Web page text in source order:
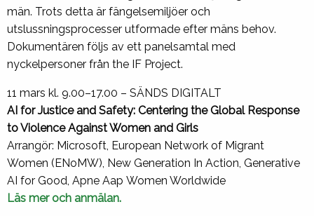
män. Trots detta är fängelsemiljöer och
utslussningsprocesser utformade efter mäns behov.
Dokumentären följs av ett panelsamtal med
nyckelpersoner från the IF Project.
11 mars kl. 9.00–17.00 – SÄNDS DIGITALT
AI for Justice and Safety: Centering the Global Response
to Violence Against Women and Girls
Arrangör: Microsoft, European Network of Migrant
Women (ENoMW), New Generation In Action, Generative
AI for Good, Apne Aap Women Worldwide
Läs mer och anmälan.